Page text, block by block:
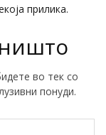
прилика.
во тек со
понуди.